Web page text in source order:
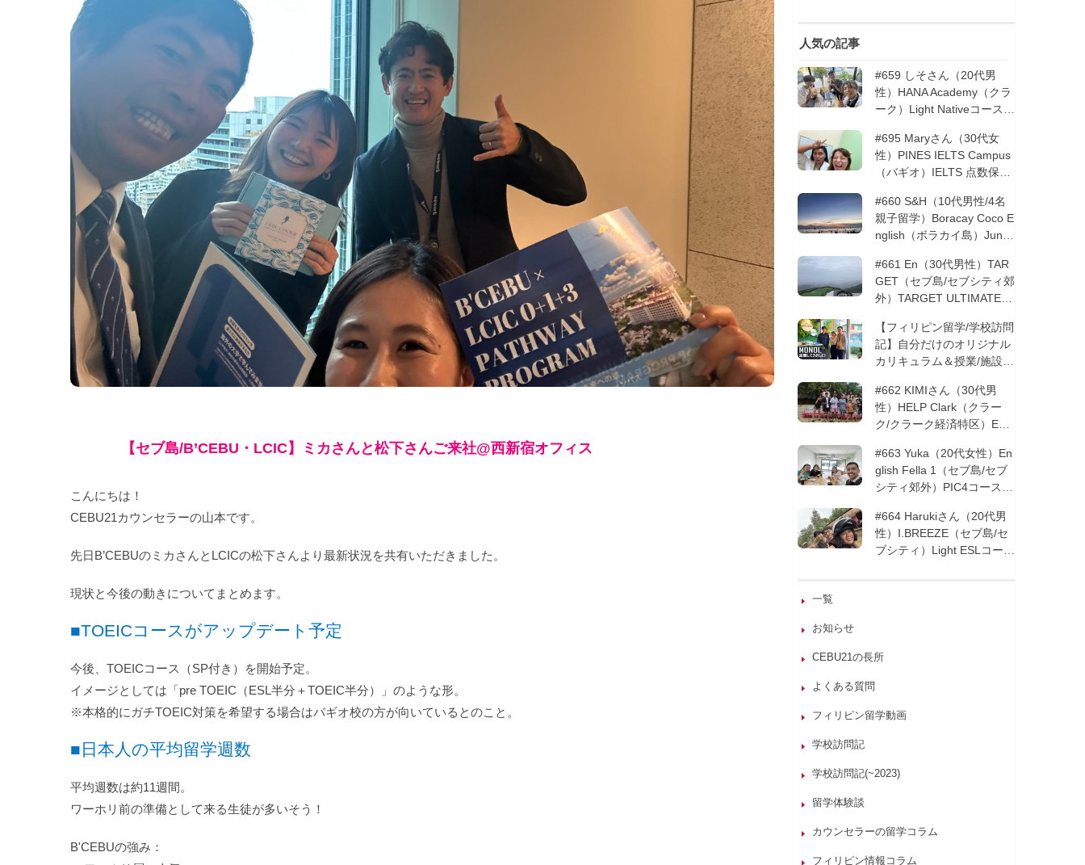
【セブ島/B’CEBU・LCIC】ミカさんと松下さんご来社@西新宿オフィス
こんにちは！
CEBU21カウンセラーの山本です。
先日B’CEBUのミカさんとLCICの松下さんより最新状況を共有いただきました。
現状と今後の動きについてまとめます。
■TOEICコースがアップデート予定
今後、TOEICコース（SP付き）を開始予定。
イメージとしては「pre TOEIC（ESL半分＋TOEIC半分）」のような形。
※本格的にガチTOEIC対策を希望する場合はバギオ校の方が向いているとのこと。
■日本人の平均留学週数
平均週数は約11週間。
ワーホリ前の準備として来る生徒が多いそう！
B'CEBUの強み：
人気の記事
#659 しそさん（20代男
性）HANA Academy（クラ
ーク）Light Nativeコース 4
#695 Maryさん（30代女
性）PINES IELTS Campus
（バギオ）IELTS 点数保証
#660 S&H（10代男性/4名
親子留学）Boracay Coco E
nglish（ボラカイ島）Junio
ン留学
#661 En（30代男性）TAR
GET（セブ島/セブシティ郊
外）TARGET ULTIMATE 8
留学
【フィリピン留学/学校訪問
記】自分だけのオリジナル
カリキュラム＆授業/施設の
─MONOLを徹底取材！
#662 KIMIさん（30代男
性）HELP Clark（クラー
ク/クラーク経済特区）ESL
オの他校に転校 | フィリピ
ン留学
#663 Yuka（20代女性）En
glish Fella 1（セブ島/セブ
シティ郊外）PIC4コース 8
#664 Harukiさん（20代男
性）I.BREEZE（セブ島/セ
ブシティ）Light ESLコース
一覧
お知らせ
CEBU21の長所
よくある質問
フィリピン留学動画
学校訪問記
学校訪問記(~2023)
留学体験談
カウンセラーの留学コラム
フィリピン情報コラム